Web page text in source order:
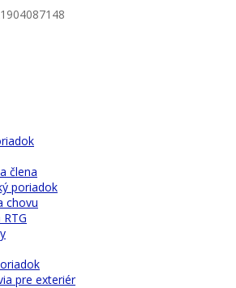
člena
poriadok
chovu
pre exteriér